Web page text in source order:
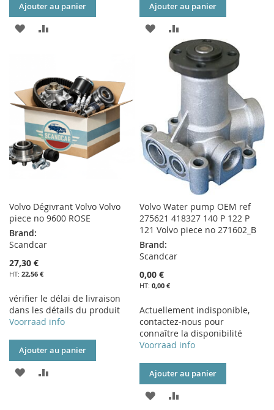
Ajouter au panier
AJOUTER
LISTE
D’ENVIE
Ajouter au panier
AJOUTER
MA
D’ENVIE
AU
COMPARATEUR
Volvo Dégivrant Volvo Volvo
piece no 9600 ROSE
Brand:
Scandcar
27,30 €
22,56 €
vérifier le délai de livraison
dans les détails du produit
Voorraad info
Ajouter au panier
AJOUTER
Volvo Water pump OEM ref
275621 418327 140 P 122 P
121 Volvo piece no 271602_B
Brand:
Scandcar
0,00 €
0,00 €
Actuellement indisponible,
contactez-nous pour
connaître la disponibilité
Voorraad info
Ajouter au panier
AJOUTER